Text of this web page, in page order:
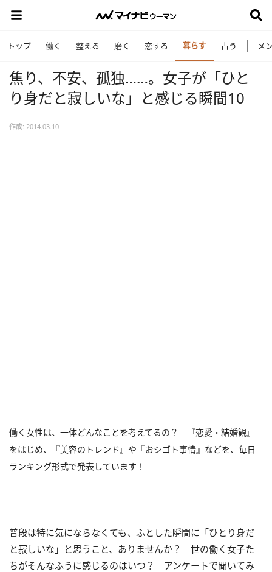
トップ 働く 整える 磨く 恋する 暮らす 占う メ
焦り、不安、孤独……。女子が「ひと
り身だと寂しいな」と感じる瞬間10
作成: 2014.03.10
働く女性は、一体どんなことを考えてるの？ 『恋愛・結婚観』
をはじめ、『美容のトレンド』や『おシゴト事情』などを、毎日
ランキング形式で発表しています！
普段は特に気にならなくても、ふとした瞬間に「ひとり身だ
と寂しいな」と思うこと、ありませんか？ 世の働く女子た
ちがそんなふうに感じるのはいつ？ アンケートで聞いてみ